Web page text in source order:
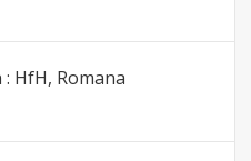
HfH, Romana